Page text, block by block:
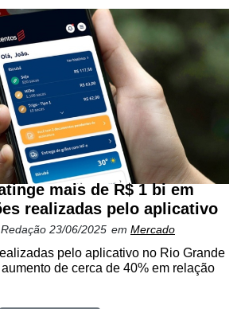
mais de R$ 1 bi em
realizadas pelo aplicativo
Redação 23/06/2025 em Mercado
pelo aplicativo no Rio Grande
de cerca de 40% em relação